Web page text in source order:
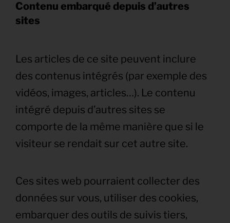
Contenu embarqué depuis d’autres
sites
Les articles de ce site peuvent inclure
des contenus intégrés (par exemple des
vidéos, images, articles…). Le contenu
intégré depuis d’autres sites se
comporte de la même manière que si le
visiteur se rendait sur cet autre site.
Ces sites web pourraient collecter des
données sur vous, utiliser des cookies,
embarquer des outils de suivis tiers,